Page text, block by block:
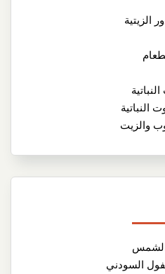
الزيتية
النباتية
والزيت
الشمس
السودني